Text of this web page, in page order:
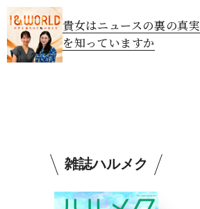
貴女はニュースの裏の真実
を知っていますか
雑誌ハルメク